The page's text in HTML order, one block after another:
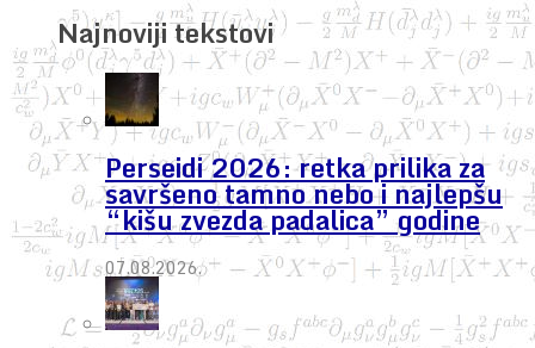
Najnoviji tekstovi
Perseidi 2026: retka prilika za
savršeno tamno nebo i najlepšu
“kišu zvezda padalica” godine
07.08.2026.